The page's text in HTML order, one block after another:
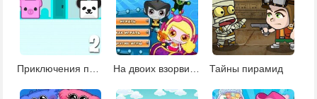
Тайны пирамид